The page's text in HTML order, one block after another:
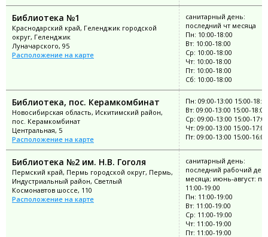
Библиотека №1
Краснодарский край, Геленджик городской
округ, Геленджик
Луначарского, 95
Расположение на карте
санитарный день:
последний чт месяца
Пн: 10:00-18:00
Вт: 10:00-18:00
Ср: 10:00-18:00
Чт: 10:00-18:00
Пт: 10:00-18:00
Сб: 10:00-18:00
Библиотека, пос. Керамкомбинат
Новосибирская область, Искитимский район,
пос. Керамкомбинат
Центральная, 5
Расположение на карте
Пн: 09:00-13:00 15:00-
Вт: 09:00-13:00 15:00-18:00
Ср: 09:00-13:00 15:00-17:00
Чт: 09:00-13:00 15:00-17:00
Пт: 09:00-13:00 15:00-16:00
Библиотека №2 им. Н.В. Гоголя
Пермский край, Пермь городской округ, Пермь,
Индустриальный район, Светлый
Космонавтов шоссе, 110
Расположение на карте
санитарный день:
последний рабочий
месяца; июнь-август:
11:00-19:00
Пн: 11:00-19:00
Вт: 11:00-19:00
Ср: 11:00-19:00
Чт: 11:00-19:00
Пт: 11:00-19:00